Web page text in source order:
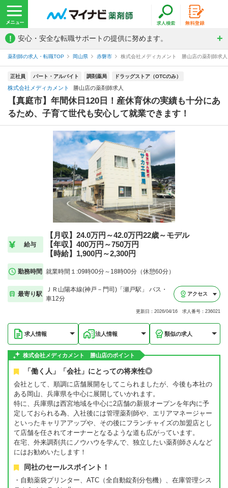
! 安心・安全な転職サポートの提供に努めます。
薬剤師の求人・転職TOP 岡山県 赤磐市 株式会社メディカメント 勝山店の薬剤師求人
正社員 パート・アルバイト 調剤薬局 ドラッグストア（OTCのみ）
株式会社メディカメント 勝山店の薬剤師求人
【真庭市】年間休日120日！産休育休の実績も十分にあ
るため、子育て世代も安心して就業できます！
給与
【月収】24.0万円～42.0万円22歳～モデル
【年収】400万円～750万円
【時給】1,900円～2,300円
勤務時間 就業時間１:09時00分～18時00分（休憩60分）
最寄り駅
ＪＲ山陽本線(神戸－門司)「瀬戸駅」 バス・
車12分
アクセス
更新日：2026/04/16 求人番号：236021
求人情報 法人情報 類似の求人
株式会社メディカメント 勝山店のポイント
「働く人」「会社」にとっての将来性◎
会社として、順調に店舗展開をしてこられましたが、今後も本社の
ある岡山、兵庫県を中心に展開していかれます。
特に、兵庫県は西宮地域を中心に2店舗の新規オープンを年内に予
定しておられる為、入社後には管理薬剤師や、エリアマネージャー
といったキャリアアップや、その後にフランチャイズの加盟店とし
て店舗を任されてオーナーとなるような道も広がっています。
在宅、外来調剤共にノウハウを学んで、独立したい薬剤師さんなど
にはお勧めいたします！
同社のセールスポイント！
・自動薬袋プリンター、ATC（全自動錠剤分包機）、在庫管理シス